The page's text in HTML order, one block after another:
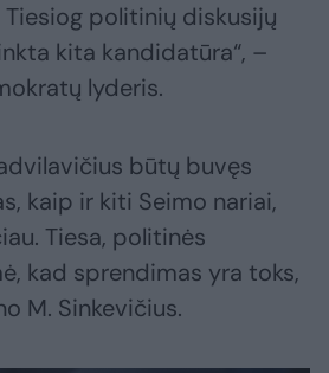
politinių diskusijų
kita kandidatūra“, –
lyderis.
būtų buvęs
kaip ir kiti Seimo nariai,
Tiesa, politinės
kad sprendimas yra toks,
M. Sinkevičius.